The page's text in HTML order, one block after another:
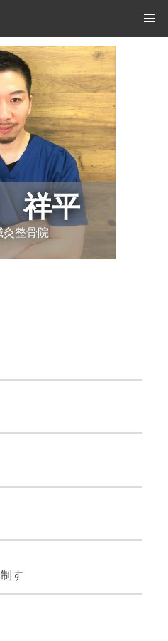
祥平
灸整骨院
す